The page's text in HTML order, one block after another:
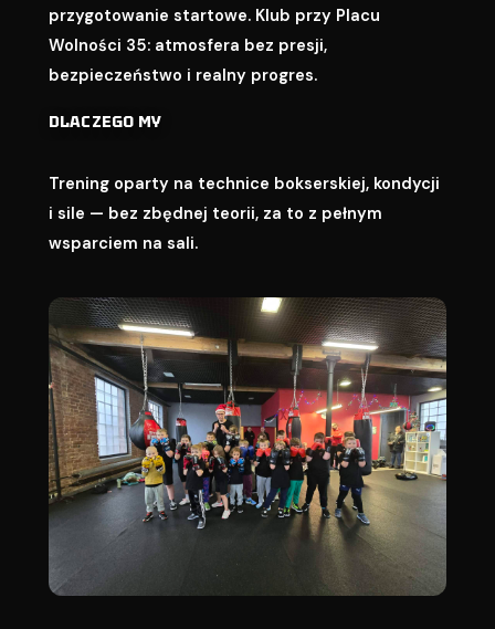
przygotowanie startowe. Klub przy Placu
Wolności 35: atmosfera bez presji,
bezpieczeństwo i realny progres.
DLACZEGO MY
Trening oparty na technice bokserskiej, kondycji
i sile — bez zbędnej teorii, za to z pełnym
wsparciem na sali.